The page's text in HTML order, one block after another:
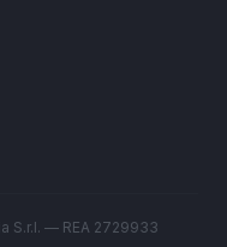
S.r.l. — REA 2729933